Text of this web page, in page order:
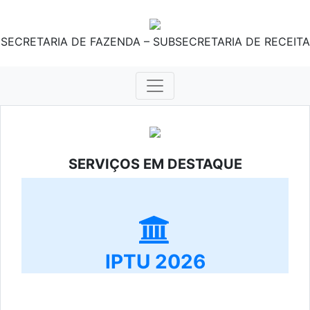
SECRETARIA DE FAZENDA – SUBSECRETARIA DE RECEITA
SERVIÇOS EM DESTAQUE
IPTU 2026